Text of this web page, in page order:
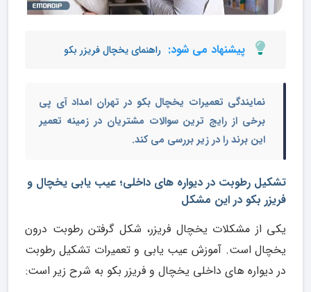
پیشنهاد می شود: راهنمای یخچال فریزر بکو
نمایندگی تعمیرات یخچال بکو در تهران امداد آی پی
برخی از رایج ترین سوالات مشتریان در زمینه تعمیر
این برند را در زیر بررسی می کند.
تشکیل رطوبت در دیواره های داخلی؛ عیب یابی یخچال و
فریزر بکو در این مشکل
یکی از مشکلات یخچال فریزر، شکل گرفتن رطوبت درون
یخچال است. آموزش عیب یابی و تعمیرات تشکیل رطوبت
در دیواره های داخلی یخچال و فریزر بکو به شرح زیر است: